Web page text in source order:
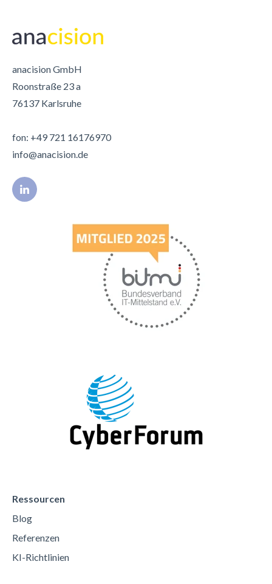
anacision GmbH
Roonstraße 23 a
76137 Karlsruhe
fon: +49 721 16176970
info@anacision.de
Ressourcen
Blog
Referenzen
KI-Richtlinien